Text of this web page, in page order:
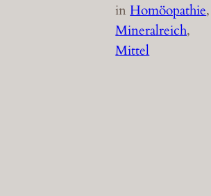
inHomöopathie
Mineralreich
Mittel